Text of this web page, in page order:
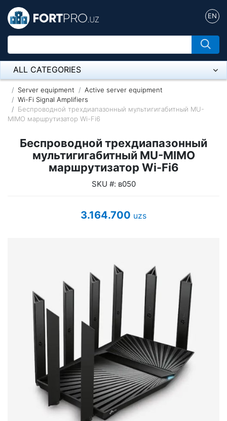
EN
ALL CATEGORIES
Микрофон
Напольные розетки
Пылесос
Спикерфон
UPS Uninterruptible Power Supply
Headphones
Mouses and keybords
Cooling systems
Server equipment
Video conferencing
Digital Signage
Server equipment
Active server equipment
Wi-Fi Signal Amplifiers
Беспроводной трехдиапазонный мультигигабитный MU-
MIMO маршрутизатор Wi-Fi6
Беспроводной трехдиапазонный
мультигигабитный MU-MIMO
маршрутизатор Wi-Fi6
SKU #: в050
3.164.700 uzs